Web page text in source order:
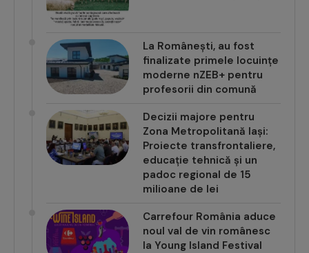
La Românești, au fost
finalizate primele locuințe
moderne nZEB+ pentru
profesorii din comună
Decizii majore pentru
Zona Metropolitană Iași:
Proiecte transfrontaliere,
educație tehnică și un
padoc regional de 15
milioane de lei
Carrefour România aduce
noul val de vin românesc
la Young Island Festival